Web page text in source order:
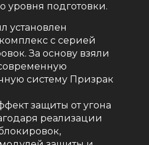
уровня подготовки.
установлен
с серией
За основу взяли
систему Призрак
защиты от угона
реализации